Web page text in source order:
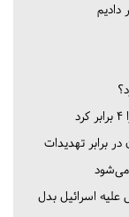
برابر تهدیدات
می‌شود
علیه اسرائیل بدل